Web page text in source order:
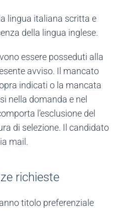
lingua italiana scritta e
della lingua inglese.
essere posseduti alla
avviso. Il mancato
indicati o la mancata
nella domanda e nel
l’esclusione del
di selezione. Il candidato
mail.
richieste
titolo preferenziale